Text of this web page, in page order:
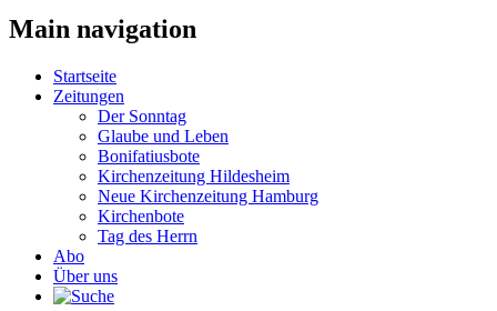
Main navigation
Startseite
Zeitungen
Der Sonntag
Glaube und Leben
Bonifatiusbote
Kirchenzeitung Hildesheim
Neue Kirchenzeitung Hamburg
Kirchenbote
Tag des Herrn
Abo
Über uns